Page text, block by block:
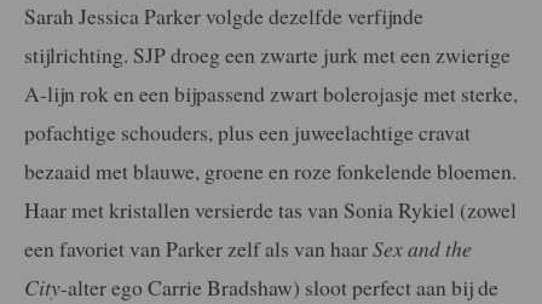
Sarah Jessica Parker volgde dezelfde verfijnde
stijlrichting. SJP droeg een zwarte jurk met een zwierige
A-lijn rok en een bijpassend zwart bolerojasje met sterke,
pofachtige schouders, plus een juweelachtige cravat
bezaaid met blauwe, groene en roze fonkelende bloemen.
Haar met kristallen versierde tas van Sonia Rykiel (zowel
een favoriet van Parker zelf als van haarSex and the
City-alter ego Carrie Bradshaw) sloot perfect aan bij de